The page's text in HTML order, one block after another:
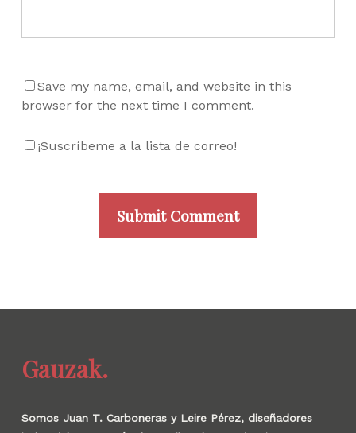
Save my name, email, and website in this
browser for the next time I comment.
¡Suscríbeme a la lista de correo!
Gauzak.
Somos Juan T. Carboneras y Leire Pérez, diseñadores